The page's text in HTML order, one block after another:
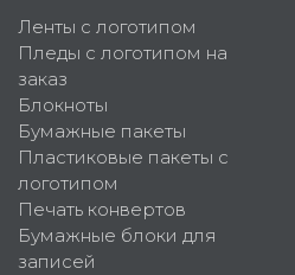
Ленты с логотипом
Пледы с логотипом на
заказ
Блокноты
Бумажные пакеты
Пластиковые пакеты с
логотипом
Печать конвертов
Бумажные блоки для
записей